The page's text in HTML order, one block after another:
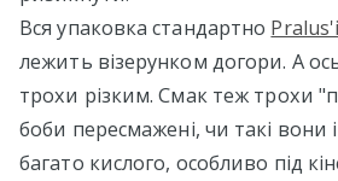
Вся упаковка стандартно
лежить візерунком догори. А
трохи різким. Смак теж трохи
боби пересмажені, чи такі вони
багато кислого, особливо під